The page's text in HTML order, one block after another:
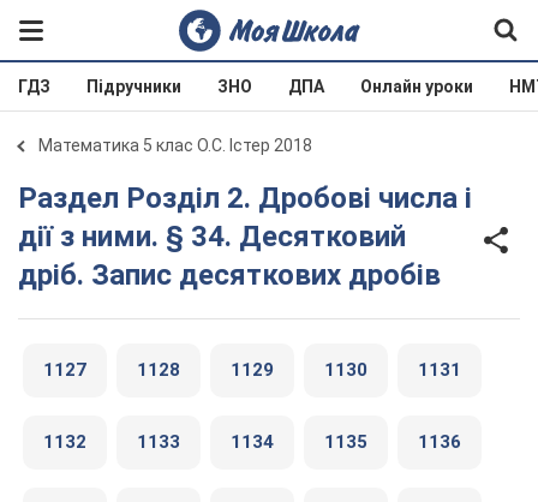
ГДЗ Підручники ЗНО ДПА Онлайн уроки
Математика 5 клас О.С. Істер 2018
Раздел Розділ 2. Дробові числа і
дії з ними. § 34. Десятковий
дріб. Запис десяткових дробів
1127 1128 1129 1130 1131
1132 1133 1134 1135 1136